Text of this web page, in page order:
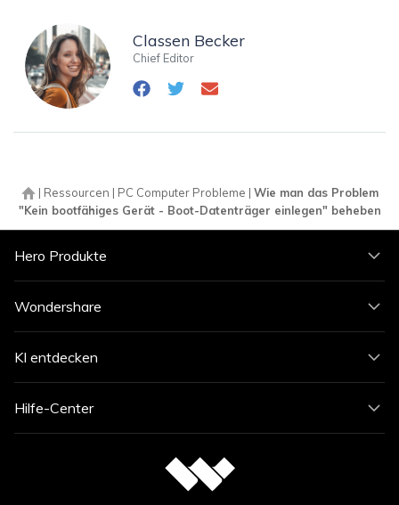
Classen Becker
Chief Editor
| Ressourcen | PC Computer Probleme | Wie man das Problem
"Kein bootfähiges Gerät - Boot-Datenträger einlegen" beheben
Hero Produkte
Wondershare
KI entdecken
Hilfe-Center